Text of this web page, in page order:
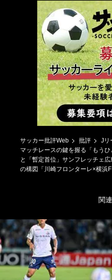
サッカー批評Web 批評
Jリ
マッチレースの鍵を握る「もう
と「暫定首位」サンフレッチェ
の構図「川崎フロンターレ×横浜
関